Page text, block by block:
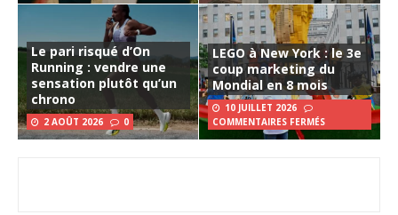
Le pari risqué d’On
Running : vendre une
sensation plutôt qu’un
chrono
2 AOÛT 2026 0
LEGO à New York : le 3e
coup marketing du
Mondial en 8 mois
10 JUILLET 2026
COMMENTAIRES FERMÉS